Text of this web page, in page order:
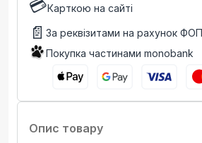
💳Карткою на сайті
📄 За реквізитами на рахунок
Покупка частинами monobank
Опис товару